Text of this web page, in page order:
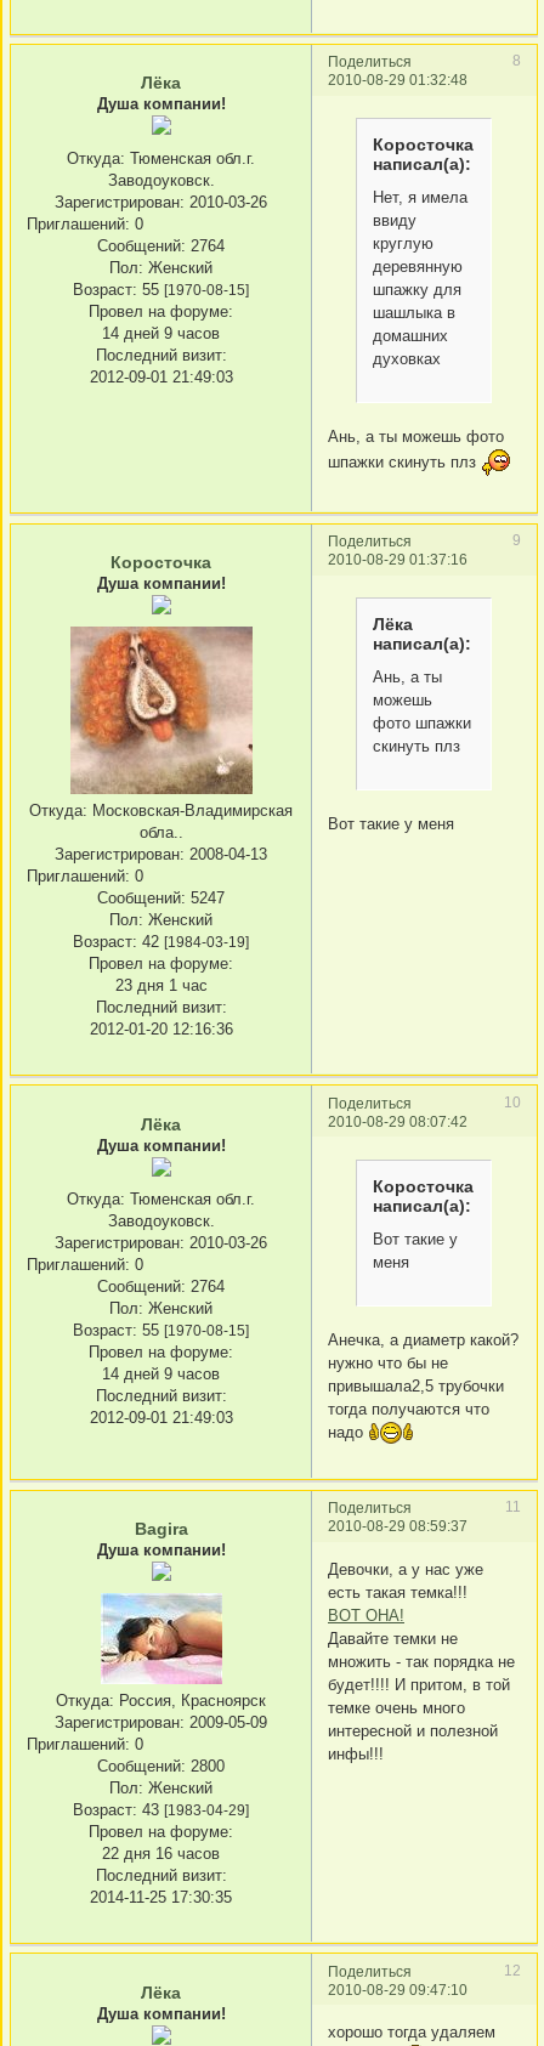
Поделиться
8
2010-08-29 01:32:48
Лёка
Душа компании!
Откуда: Тюменская обл.г.
Заводоуковск.
Зарегистрирован: 2010-03-26
Приглашений: 0
Сообщений: 2764
Пол: Женский
Возраст: 55 [1970-08-15]
Провел на форуме:
14 дней 9 часов
Последний визит:
2012-09-01 21:49:03
Коросточка
написал(а):
Нет, я имела
ввиду
круглую
деревянную
шпажку для
шашлыка в
домашних
духовках
Ань, а ты можешь фото
шпажки скинуть плз
Поделиться
9
2010-08-29 01:37:16
Коросточка
Душа компании!
Откуда: Московская-Владимирская
обла..
Зарегистрирован: 2008-04-13
Приглашений: 0
Сообщений: 5247
Пол: Женский
Возраст: 42 [1984-03-19]
Провел на форуме:
23 дня 1 час
Последний визит:
2012-01-20 12:16:36
Лёка
написал(а):
Ань, а ты
можешь
фото шпажки
скинуть плз
Вот такие у меня
Поделиться
10
2010-08-29 08:07:42
Лёка
Душа компании!
Откуда: Тюменская обл.г.
Заводоуковск.
Зарегистрирован: 2010-03-26
Приглашений: 0
Сообщений: 2764
Пол: Женский
Возраст: 55 [1970-08-15]
Провел на форуме:
14 дней 9 часов
Последний визит:
2012-09-01 21:49:03
Коросточка
написал(а):
Вот такие у
меня
Анечка, а диаметр какой?
нужно что бы не
привышала2,5 трубочки
тогда получаются что
надо
Поделиться
11
2010-08-29 08:59:37
Bagira
Душа компании!
Откуда: Россия, Красноярск
Зарегистрирован: 2009-05-09
Приглашений: 0
Сообщений: 2800
Пол: Женский
Возраст: 43 [1983-04-29]
Провел на форуме:
22 дня 16 часов
Последний визит:
2014-11-25 17:30:35
Девочки, а у нас уже
есть такая темка!!!
ВОТ ОНА!
Давайте темки не
множить - так порядка не
будет!!!! И притом, в той
темке очень много
интересной и полезной
инфы!!!
Поделиться
12
2010-08-29 09:47:10
Лёка
Душа компании!
хорошо тогда удаляем